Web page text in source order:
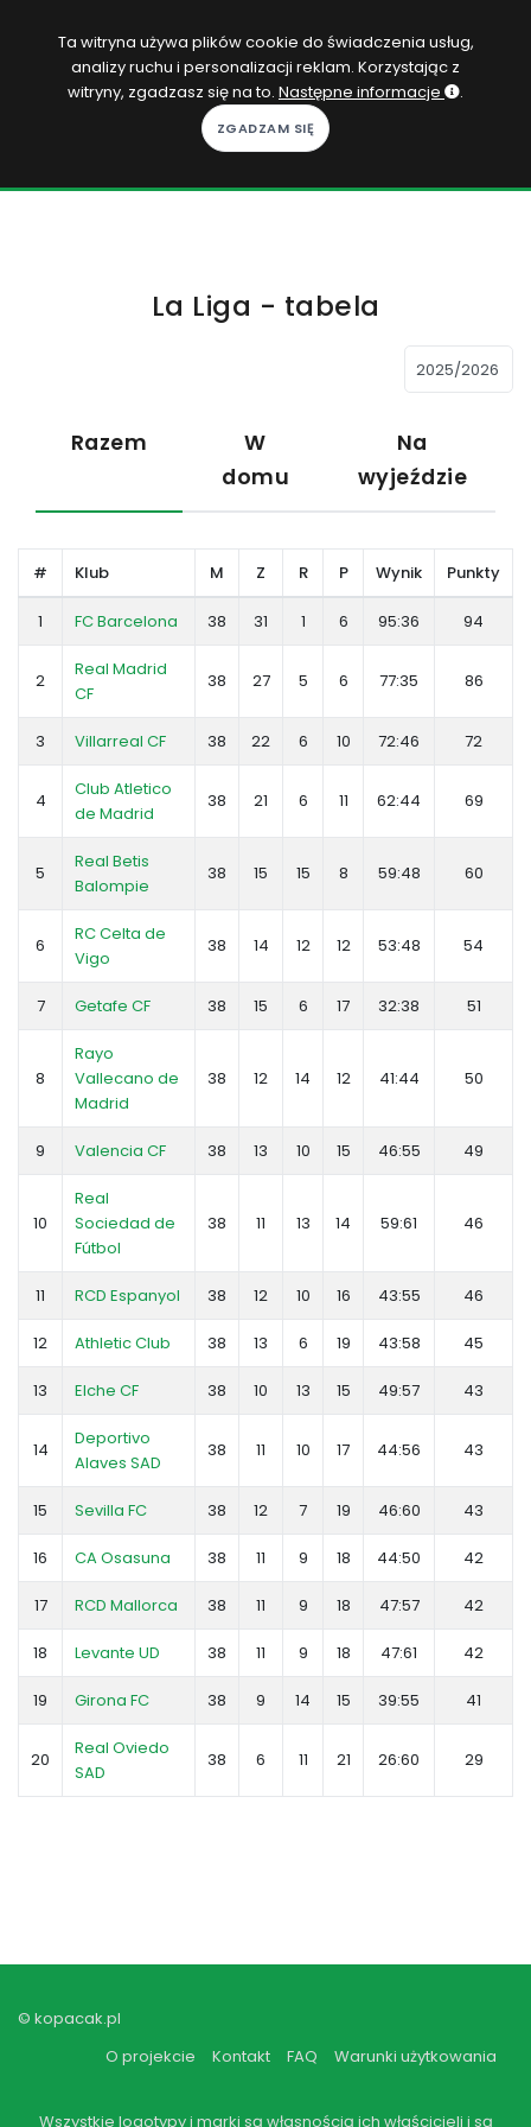
Zaloguj się
KOPACAK
DO DOMU
Ta witryna używa plików cookie do świadczenia usług,
analizy ruchu i personalizacji reklam. Korzystając z
witryny, zgadzasz się na to. Następne informacje .
La Liga - tabela
Razem
W
domu
Na
wyjeździe
# Klub M Z R P Wynik Punkty
1 FC Barcelona 38 31 1 6 95:36 94
2
Real Madrid
CF
38 27 5 6 77:35 86
3 Villarreal CF 38 22 6 10 72:46 72
4
Club Atletico
de Madrid
38 21 6 11 62:44 69
5
Real Betis
Balompie
38 15 15 8 59:48 60
6
RC Celta de
Vigo
38 14 12 12 53:48 54
7 Getafe CF 38 15 6 17 32:38 51
8
Rayo
Vallecano de
Madrid
38 12 14 12 41:44 50
9 Valencia CF 38 13 10 15 46:55 49
10
Real
Sociedad de
Fútbol
38 11 13 14 59:61 46
11 RCD Espanyol 38 12 10 16 43:55 46
12 Athletic Club 38 13 6 19 43:58 45
13 Elche CF 38 10 13 15 49:57 43
14
Deportivo
Alaves SAD
38 11 10 17 44:56 43
15 Sevilla FC 38 12 7 19 46:60 43
16 CA Osasuna 38 11 9 18 44:50 42
17 RCD Mallorca 38 11 9 18 47:57 42
18 Levante UD 38 11 9 18 47:61 42
19 Girona FC 38 9 14 15 39:55 41
20
Real Oviedo
SAD
38 6 11 21 26:60 29
© kopacak.pl
O projekcie
Kontakt FAQ Warunki użytkowania
Wszystkie logotypy i marki są własnością ich właścicieli i są